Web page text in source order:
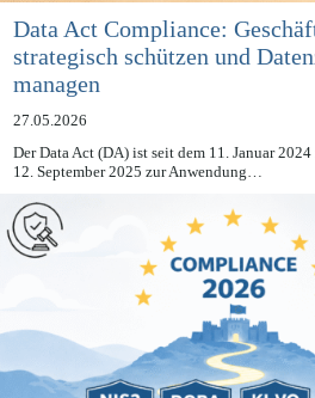
Data Act Compliance:
strategisch schützen und
managen
27.05.2026
Der Data Act (DA) ist seit dem 11. Januar 2024
12. September 2025 zur Anwendung…